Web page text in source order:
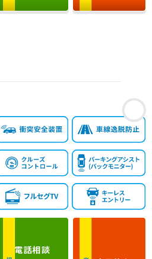
多い順 少ない順
お
電話相談